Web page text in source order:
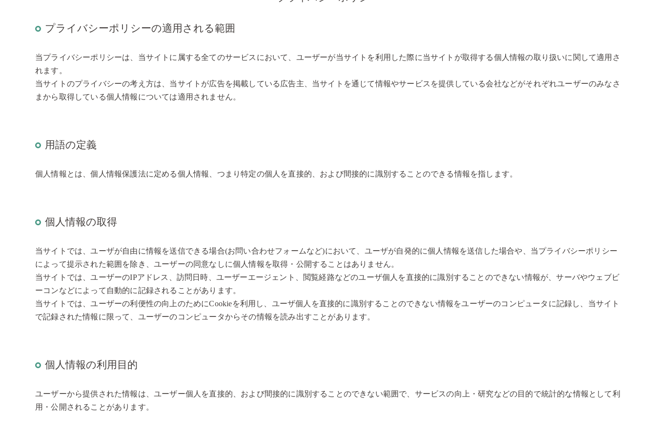
プライバシーポリシーの適用される範囲
当プライバシーポリシーは、当サイトに属する全てのサービスにおいて、ユーザーが当サイトを利用した際に当サイトが取得する個人情報の取り扱いに関して適用さ
れます。
当サイトのプライバシーの考え方は、当サイトが広告を掲載している広告主、当サイトを通じて情報やサービスを提供している会社などがそれぞれユーザーのみなさ
まから取得している個人情報については適用されません。
用語の定義
個人情報とは、個人情報保護法に定める個人情報、つまり特定の個人を直接的、および間接的に識別することのできる情報を指します。
個人情報の取得
当サイトでは、ユーザが自由に情報を送信できる場合(お問い合わせフォームなど)において、ユーザが自発的に個人情報を送信した場合や、当プライバシーポリシー
によって提示された範囲を除き、ユーザーの同意なしに個人情報を取得・公開することはありません。
当サイトでは、ユーザーのIPアドレス、訪問日時、ユーザーエージェント、閲覧経路などのユーザ個人を直接的に識別することのできない情報が、サーバやウェブビ
ーコンなどによって自動的に記録されることがあります。
当サイトでは、ユーザーの利便性の向上のためにCookieを利用し、ユーザ個人を直接的に識別することのできない情報をユーザーのコンピュータに記録し、当サイト
で記録された情報に限って、ユーザーのコンピュータからその情報を読み出すことがあります。
個人情報の利用目的
ユーザーから提供された情報は、ユーザー個人を直接的、および間接的に識別することのできない範囲で、サービスの向上・研究などの目的で統計的な情報として利
用・公開されることがあります。